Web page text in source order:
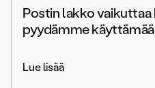
Postin lakko
pyydämme
Lue lisää